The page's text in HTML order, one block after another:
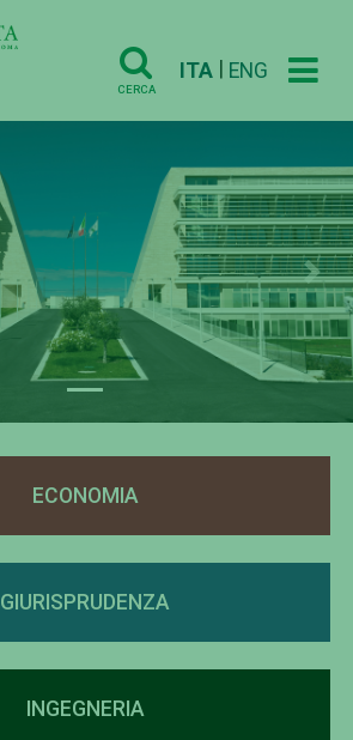
CERCA
ITA ENG
ECONOMIA
GIURISPRUDENZA
INGEGNERIA